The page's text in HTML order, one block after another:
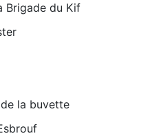
Brigade du Kif
la buvette